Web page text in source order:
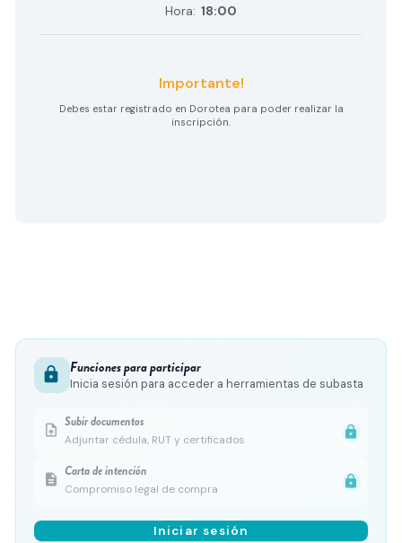
Hora: 18:00
Importante!
Debes estar registrado en Dorotea para poder realizar la
inscripción.
lock Funciones para participar
Inicia sesión para acceder a herramientas de subasta
upload_file Subir documentos
Adjuntar cédula, RUT y certificados
lock
description Carta de intención
Compromiso legal de compra
lock
Iniciar sesión